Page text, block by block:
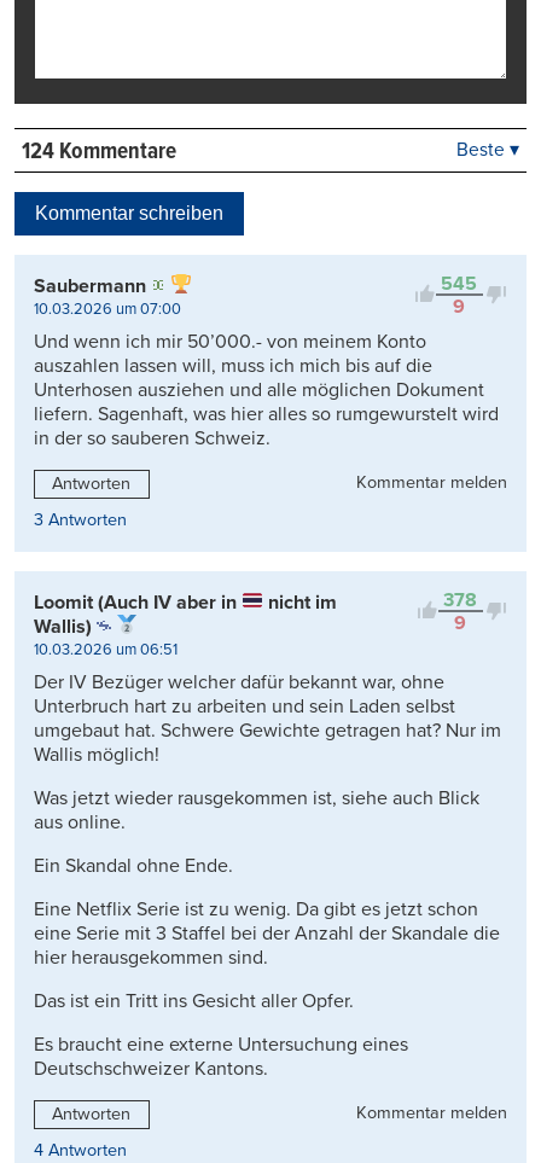
124 Kommentare
Kontrovers
Beste ▾
Kommentar schreiben
545
9
Saubermann
10.03.2026 um 07:00
Und wenn ich mir 50’000.- von meinem Konto
auszahlen lassen will, muss ich mich bis auf die
Unterhosen ausziehen und alle möglichen Dokument
liefern. Sagenhaft, was hier alles so rumgewurstelt wird
in der so sauberen Schweiz.
Antworten
Kommentar melden
3 Antworten
378
9
Loomit (Auch IV aber in
nicht im
Wallis)
10.03.2026 um 06:51
Der IV Bezüger welcher dafür bekannt war, ohne
Unterbruch hart zu arbeiten und sein Laden selbst
umgebaut hat. Schwere Gewichte getragen hat? Nur im
Wallis möglich!
Was jetzt wieder rausgekommen ist, siehe auch Blick
aus online.
Ein Skandal ohne Ende.
Eine Netflix Serie ist zu wenig. Da gibt es jetzt schon
eine Serie mit 3 Staffel bei der Anzahl der Skandale die
hier herausgekommen sind.
Das ist ein Tritt ins Gesicht aller Opfer.
Es braucht eine externe Untersuchung eines
Deutschschweizer Kantons.
Antworten
Kommentar melden
4 Antworten